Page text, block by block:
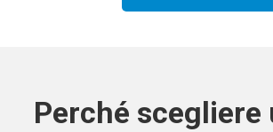
Perché scegliere